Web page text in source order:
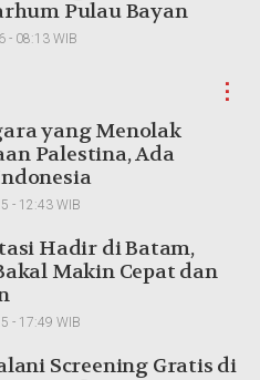
Pulau Bayan
- 08:13 WIB
⋮
yang Menolak
Palestina, Ada
- 12:43 WIB
Hadir di Batam,
Makin Cepat dan
- 17:49 WIB
Screening Gratis di